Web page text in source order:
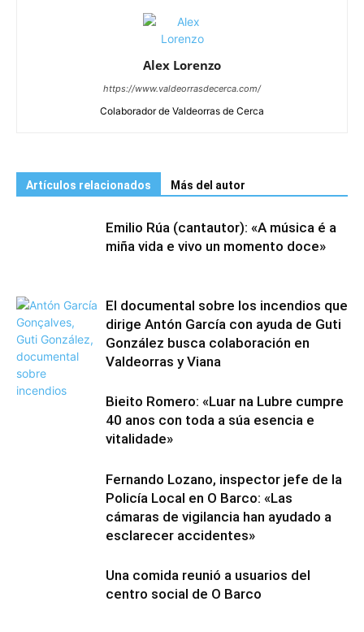
Alex Lorenzo
https://www.valdeorrasdecerca.com/
Colaborador de Valdeorras de Cerca
Artículos relacionados Más del autor
Emilio Rúa (cantautor): «A música é a
miña vida e vivo un momento doce»
El documental sobre los incendios que
dirige Antón García con ayuda de Guti
González busca colaboración en
Valdeorras y Viana
Bieito Romero: «Luar na Lubre cumpre
40 anos con toda a súa esencia e
vitalidade»
Fernando Lozano, inspector jefe de la
Policía Local en O Barco: «Las
cámaras de vigilancia han ayudado a
esclarecer accidentes»
Una comida reunió a usuarios del
centro social de O Barco